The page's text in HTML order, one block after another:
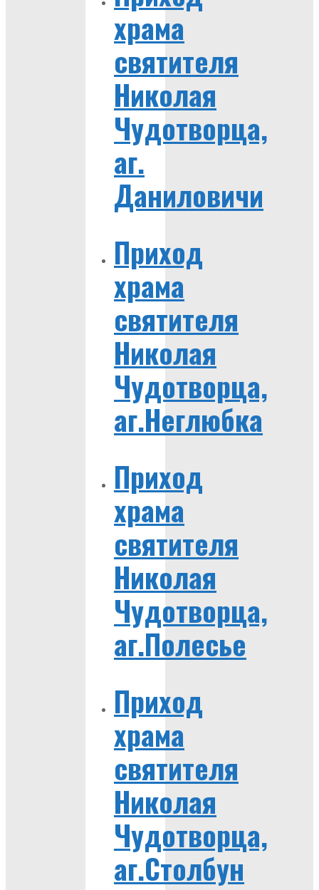
храма
святителя
Николая
Чудотворца,
аг.
Даниловичи
Приход
храма
святителя
Николая
Чудотворца,
аг.Неглюбка
Приход
храма
святителя
Николая
Чудотворца,
аг.Полесье
Приход
храма
святителя
Николая
Чудотворца,
аг.Столбун